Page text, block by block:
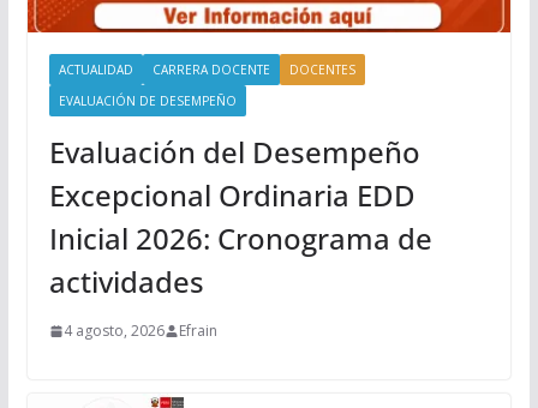
ACTUALIDAD CARRERA DOCENTE
DOCENTES
EVALUACIÓN DE DESEMPEÑO
Evaluación del Desempeño
Excepcional Ordinaria EDD
Inicial 2026: Cronograma de
actividades
4 agosto, 2026 Efrain